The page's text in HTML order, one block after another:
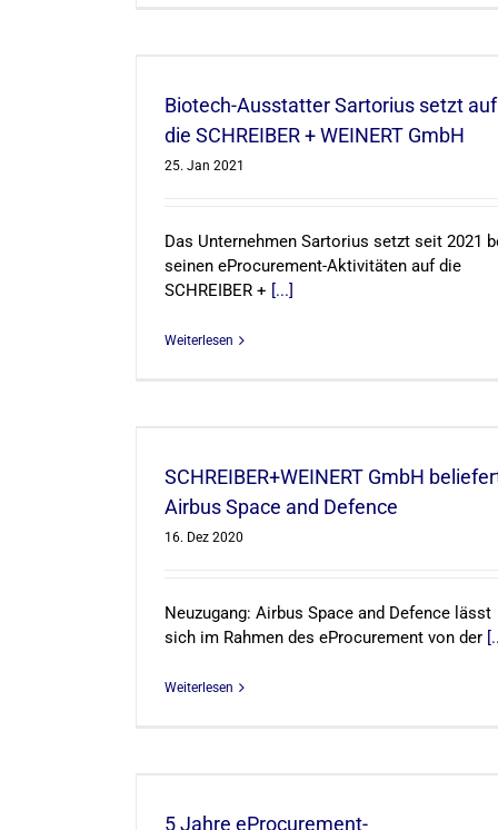
Biotech-Ausstatter Sartorius setzt auf
die SCHREIBER + WEINERT GmbH
25. Jan 2021
Das Unternehmen Sartorius setzt seit 2021
seinen eProcurement-Aktivitäten auf die
SCHREIBER + [...]
Weiterlesen
SCHREIBER+WEINERT GmbH
Airbus Space and Defence
16. Dez 2020
Neuzugang: Airbus Space and Defence lässt
sich im Rahmen des eProcurement von der
Weiterlesen
5 Jahre eProcurement-